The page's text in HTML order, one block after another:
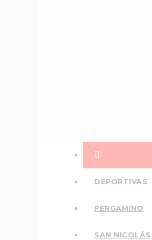
DEPORTIVAS
PERGAMINO
SAN NICOLÁS